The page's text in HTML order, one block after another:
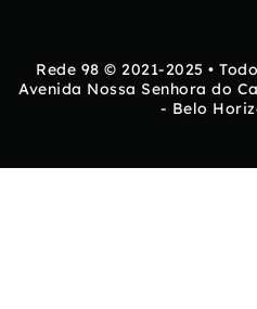
Rede 98 © 2021-2025 •
Avenida Nossa Senhora do
- Belo